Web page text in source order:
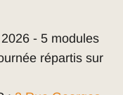
- 5 modules
répartis sur